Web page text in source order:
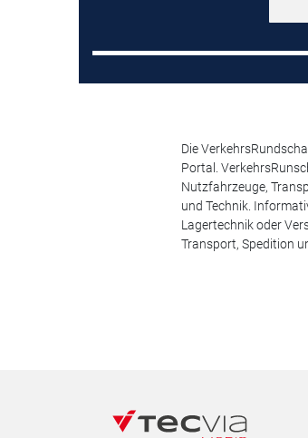
Die
Portal.
Nutzfahrzeuge,
und Technik.
Lagertechnik oder
Transport, Spedition